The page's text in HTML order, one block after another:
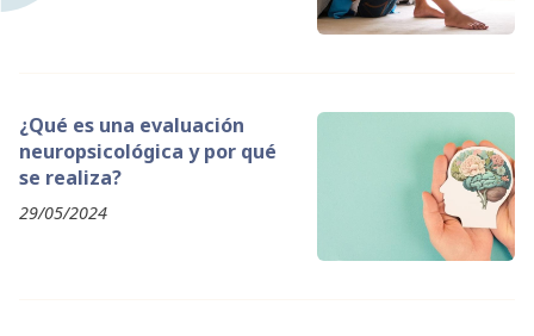
¿Qué es una evaluación
neuropsicológica y por qué
se realiza?
29/05/2024